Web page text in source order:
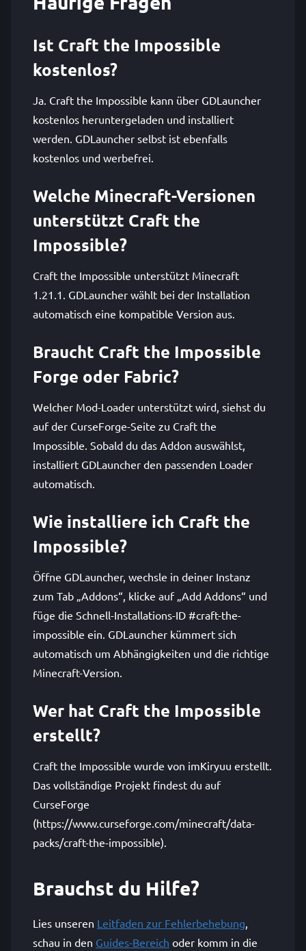
Ist Craft the Impossible
kostenlos?
Ja. Craft the Impossible kann über GDLauncher
kostenlos heruntergeladen und installiert
werden. GDLauncher selbst ist ebenfalls
kostenlos und werbefrei.
Welche Minecraft-Versionen
unterstützt Craft the
Impossible?
Craft the Impossible unterstützt Minecraft
1.21.1. GDLauncher wählt bei der Installation
automatisch eine kompatible Version aus.
Braucht Craft the Impossible
Forge oder Fabric?
Welcher Mod-Loader unterstützt wird, siehst du
auf der CurseForge-Seite zu Craft the
Impossible. Sobald du das Addon auswählst,
installiert GDLauncher den passenden Loader
automatisch.
Wie installiere ich Craft the
Impossible?
Öffne GDLauncher, wechsle in deiner Instanz
zum Tab „Addons“, klicke auf „Add Addons“ und
füge die Schnell-Installations-ID #craft-the-
impossible ein. GDLauncher kümmert sich
automatisch um Abhängigkeiten und die richtige
Minecraft-Version.
Wer hat Craft the Impossible
erstellt?
Craft the Impossible wurde von imKiryuu erstellt.
Das vollständige Projekt findest du auf
CurseForge
(https://www.curseforge.com/minecraft/data-
packs/craft-the-impossible).
Brauchst du Hilfe?
Lies unseren Leitfaden zur Fehlerbehebung,
schau in den Guides-Bereich oder komm in die